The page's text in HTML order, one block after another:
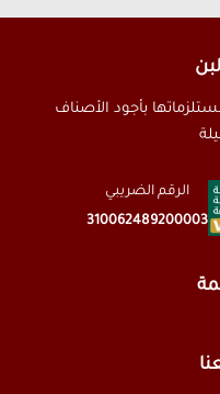
بأجود الأصناف
الرقم الضريبي
310062489200003